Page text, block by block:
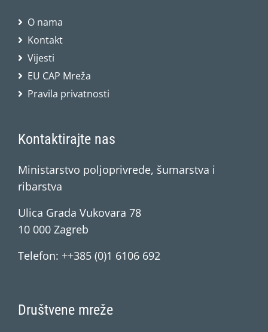
O nama
Kontakt
Vijesti
EU CAP Mreža
Pravila privatnosti
Kontaktirajte nas
Ministarstvo poljoprivrede, šumarstva i
ribarstva
Ulica Grada Vukovara 78
10 000 Zagreb
Telefon: ++385 (0)1 6106 692
Društvene mreže